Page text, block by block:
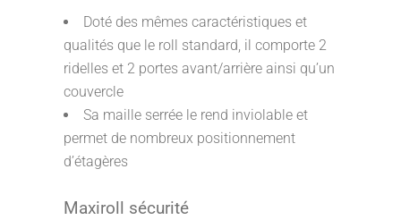
Doté des mêmes caractéristiques et
qualités que le roll standard, il comporte 2
ridelles et 2 portes avant/arrière ainsi qu’un
couvercle
Sa maille serrée le rend inviolable et
permet de nombreux positionnement
d’étagères
Maxiroll sécurité